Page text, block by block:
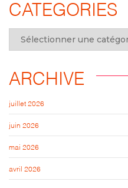
CATEGORIES
ARCHIVE
juillet 2026
juin 2026
mai 2026
avril 2026